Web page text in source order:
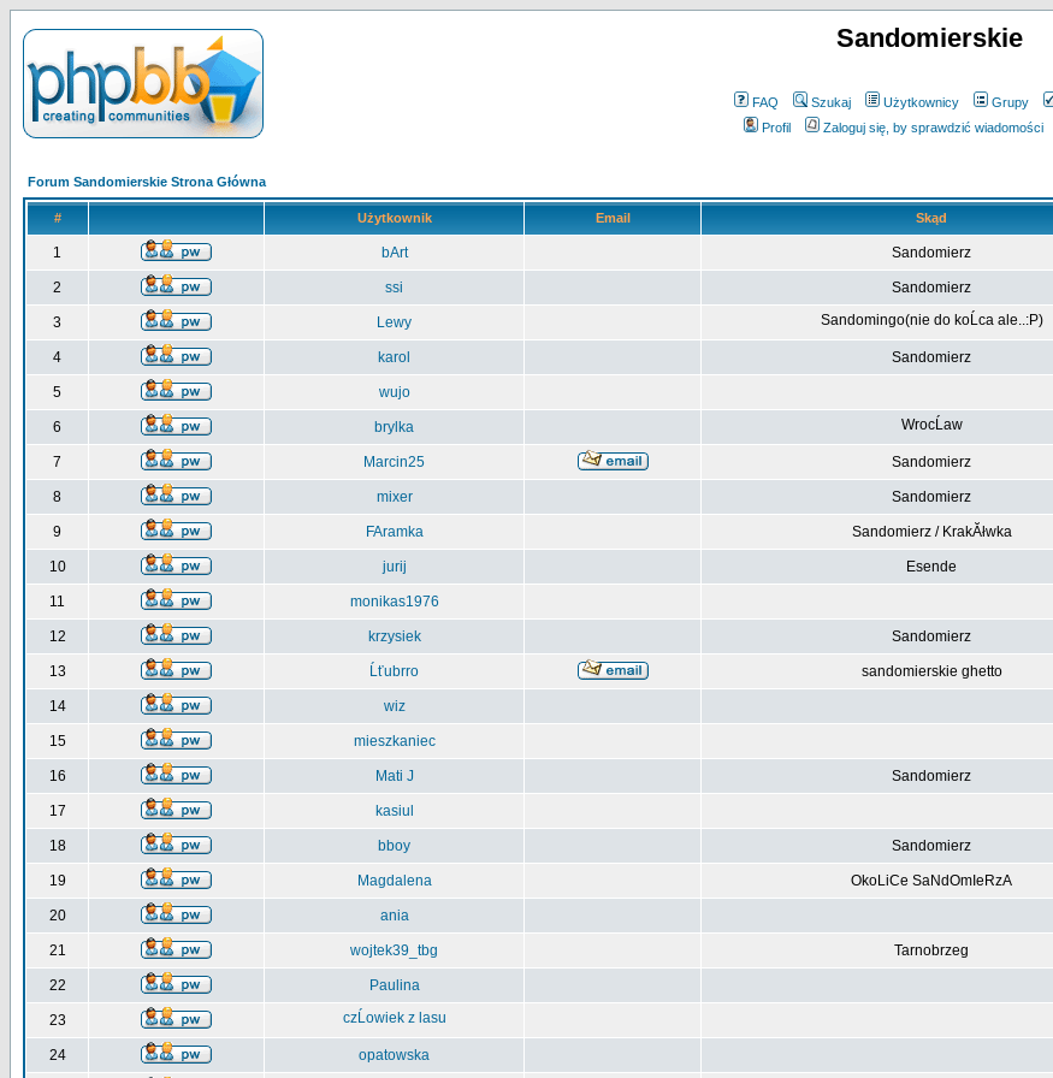
Sandomierskie
FAQ Szukaj Użytkownicy Grupy
Profil
Zaloguj się, by sprawdzić wiadomości
Forum Sandomierskie Strona Główna
# Użytkownik Email Skąd
1 bArt Sandomierz
2 ssi Sandomierz
3 Lewy Sandomingo(nie do koĹca ale..:P)
4 karol Sandomierz
5 wujo
6 brylka WrocĹaw
7 Marcin25 Sandomierz
8 mixer Sandomierz
9 FAramka Sandomierz / KrakĂłwka
10 jurij Esende
11 monikas1976
12 krzysiek Sandomierz
13 Ĺťubrro sandomierskie ghetto
14 wiz
15 mieszkaniec
16 Mati J Sandomierz
17 kasiul
18 bboy Sandomierz
19 Magdalena OkoLiCe SaNdOmIeRzA
20 ania
21 wojtek39_tbg Tarnobrzeg
22 Paulina
23 czĹowiek z lasu
24 opatowska